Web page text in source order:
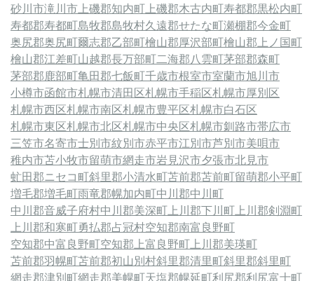
砂川市滝川市上磯郡知内町上磯郡木古内町寿都郡黒松内町
寿都郡寿都町島牧郡島牧村久遠郡せたな町瀬棚郡今金町
奥尻郡奥尻町爾志郡乙部町檜山郡厚沢部町檜山郡上ノ国町
檜山郡江差町山越郡長万部町二海郡八雲町茅部郡森町
茅部郡鹿部町亀田郡七飯町千歳市根室市室蘭市旭川市
小樽市函館市札幌市清田区札幌市手稲区札幌市厚別区
札幌市西区札幌市南区札幌市豊平区札幌市白石区
札幌市東区札幌市北区札幌市中央区札幌市釧路市帯広市
三笠市名寄市士別市紋別市赤平市江別市芦別市美唄市
稚内市苫小牧市留萌市網走市岩見沢市夕張市北見市
虻田郡ニセコ町斜里郡小清水町苫前郡苫前町留萌郡小平町
増毛郡増毛町雨竜郡幌加内町中川郡中川町
中川郡音威子府村中川郡美深町上川郡下川町上川郡剣淵町
上川郡和寒町勇払郡占冠村空知郡南富良野町
空知郡中富良野町空知郡上富良野町上川郡美瑛町
苫前郡羽幌町苫前郡初山別村斜里郡清里町斜里郡斜里町
網走郡津別町網走郡美幌町天塩郡幌延町利尻郡利尻富士町